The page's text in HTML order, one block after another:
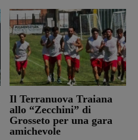
Il Terranuova Traiana
allo “Zecchini” di
Grosseto per una gara
amichevole